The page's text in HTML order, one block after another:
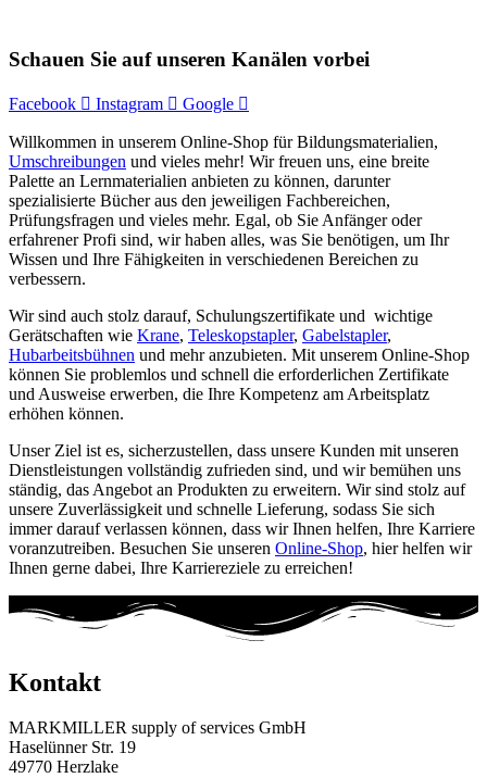
Schauen Sie auf unseren Kanälen vorbei
Facebook Instagram Google
Willkommen in unserem Online-Shop für Bildungsmaterialien,
Umschreibungen und vieles mehr! Wir freuen uns, eine breite
Palette an Lernmaterialien anbieten zu können, darunter
spezialisierte Bücher aus den jeweiligen Fachbereichen,
Prüfungsfragen und vieles mehr. Egal, ob Sie Anfänger oder
erfahrener Profi sind, wir haben alles, was Sie benötigen, um Ihr
Wissen und Ihre Fähigkeiten in verschiedenen Bereichen zu
verbessern.
Wir sind auch stolz darauf, Schulungszertifikate und wichtige
Gerätschaften wie Krane, Teleskopstapler, Gabelstapler,
Hubarbeitsbühnen und mehr anzubieten. Mit unserem Online-Shop
können Sie problemlos und schnell die erforderlichen Zertifikate
und Ausweise erwerben, die Ihre Kompetenz am Arbeitsplatz
erhöhen können.
Unser Ziel ist es, sicherzustellen, dass unsere Kunden mit unseren
Dienstleistungen vollständig zufrieden sind, und wir bemühen uns
ständig, das Angebot an Produkten zu erweitern. Wir sind stolz auf
unsere Zuverlässigkeit und schnelle Lieferung, sodass Sie sich
immer darauf verlassen können, dass wir Ihnen helfen, Ihre Karriere
voranzutreiben. Besuchen Sie unseren Online-Shop, hier helfen wir
Ihnen gerne dabei, Ihre Karriereziele zu erreichen!
Kontakt
MARKMILLER supply of services GmbH
Haselünner Str. 19
49770 Herzlake